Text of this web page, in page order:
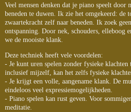
Veel mensen denken dat je piano speelt door
beneden te duwen. Ik zie het omgekeerd: de
zwaartekracht zelf naar beneden. Ik zoek
ontspanning. Door nek, schouders, elleboog
we de mooiste klank.
Deze techniek heeft vele voordelen:
- Je kunt uren spelen zonder fysieke
inclusief mijzelf, kan het zelfs fysieke
- Je krijgt een volle, aangename klank. De
eindeloos veel expressiemogelijkheden.
- Piano spelen kan rust geven. Voor
meditatie.